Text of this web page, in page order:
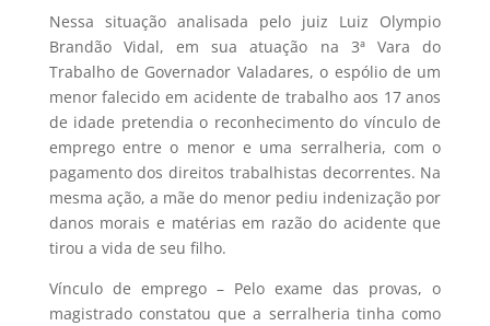
Nessa situação analisada pelo juiz Luiz Olympio
Brandão Vidal, em sua atuação na 3ª Vara do
Trabalho de Governador Valadares, o espólio de um
menor falecido em acidente de trabalho aos 17 anos
de idade pretendia o reconhecimento do vínculo de
emprego entre o menor e uma serralheria, com o
pagamento dos direitos trabalhistas decorrentes. Na
mesma ação, a mãe do menor pediu indenização por
danos morais e matérias em razão do acidente que
tirou a vida de seu filho.
Vínculo de emprego – Pelo exame das provas, o
magistrado constatou que a serralheria tinha como